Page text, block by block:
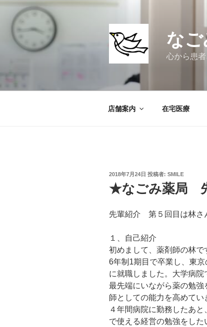
コ
キ
な
心から患
店舗案内 在宅医療
投
日:
2018年7月24日 投稿者: SMILE
★なごみ薬局
先輩紹介 第５回目は林さ
１、自己紹介
初めまして、薬剤師の林で
6年制1期目で卒業し、東京
に就職しました。大学病院
最先端にいながら薬の勉強
師としての能力を高めてい
４年間病院に勤務したあと
で使える経営の勉強をした